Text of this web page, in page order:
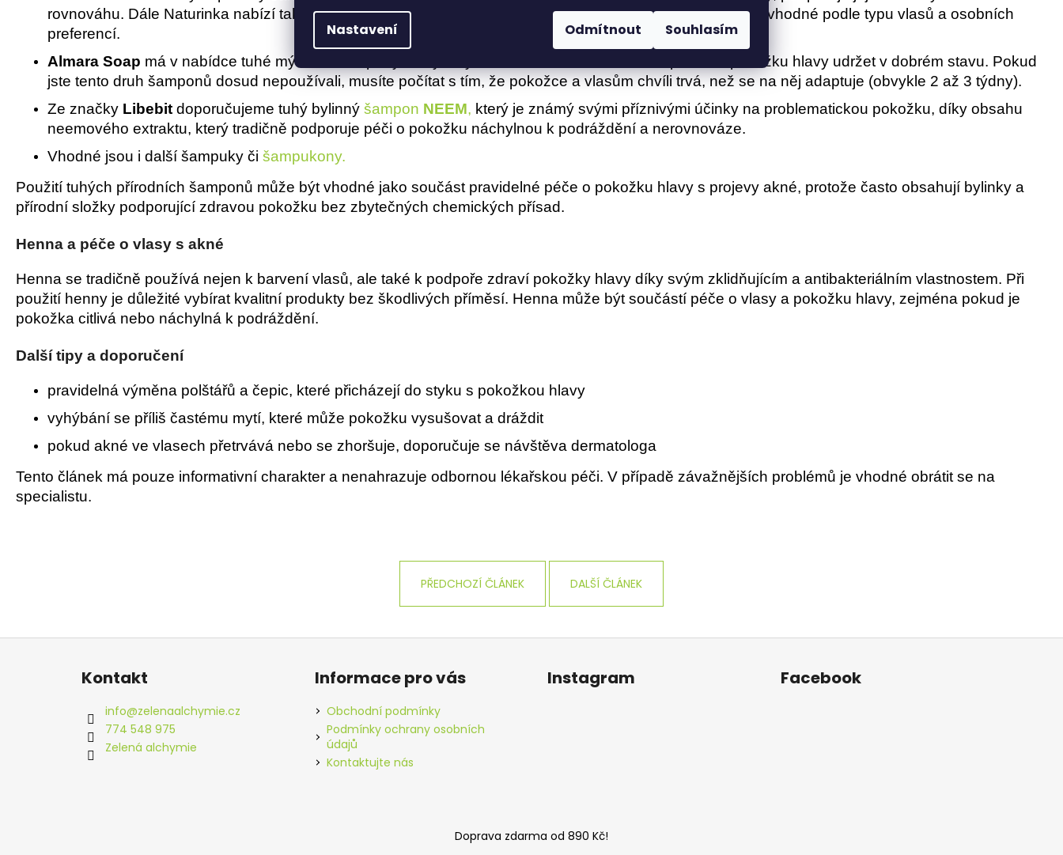
Nastavení Odmítnout Souhlasím
rovnováhu. Dále Naturinka nabízí také heřmánkový, levandulový a kávový tuhý šampon, které mohou být vhodné podle typu vlasů a osobních
preferencí.
Almara Soap má v nabídce tuhé mýdlové šampony, který díky svému složení šetrně čistí a pomáhá pokožku hlavy udržet v dobrém stavu. Pokud
jste tento druh šamponů dosud nepoužívali, musíte počítat s tím, že pokožce a vlasům chvíli trvá, než se na něj adaptuje (obvykle 2 až 3 týdny).
Ze značky Libebit doporučujeme tuhý bylinný šampon NEEM, který je známý svými příznivými účinky na problematickou pokožku, díky obsahu
neemového extraktu, který tradičně podporuje péči o pokožku náchylnou k podráždění a nerovnováze.
Vhodné jsou i další šampuky či šampukony.
Použití tuhých přírodních šamponů může být vhodné jako součást pravidelné péče o pokožku hlavy s projevy akné, protože často obsahují bylinky a
přírodní složky podporující zdravou pokožku bez zbytečných chemických přísad.
Henna a péče o vlasy s akné
Henna se tradičně používá nejen k barvení vlasů, ale také k podpoře zdraví pokožky hlavy díky svým zklidňujícím a antibakteriálním vlastnostem. Při
použití henny je důležité vybírat kvalitní produkty bez škodlivých příměsí. Henna může být součástí péče o vlasy a pokožku hlavy, zejména pokud je
pokožka citlivá nebo náchylná k podráždění.
Další tipy a doporučení
pravidelná výměna polštářů a čepic, které přicházejí do styku s pokožkou hlavy
vyhýbání se příliš častému mytí, které může pokožku vysušovat a dráždit
pokud akné ve vlasech přetrvává nebo se zhoršuje, doporučuje se návštěva dermatologa
Tento článek má pouze informativní charakter a nenahrazuje odbornou lékařskou péči. V případě závažnějších problémů je vhodné obrátit se na
specialistu.
PŘEDCHOZÍ ČLÁNEK DALŠÍ ČLÁNEK
Z
Kontakt
info@zelenaalchymie.cz
774 548 975
Zelená alchymie
Informace pro vás
Obchodní podmínky
Podmínky ochrany osobních
údajů
Kontaktujte nás
Instagram Facebook
Doprava zdarma od 890 Kč!